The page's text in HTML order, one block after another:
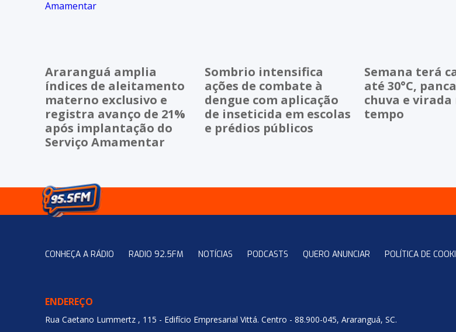
Araranguá amplia
índices de aleitamento
materno exclusivo e
registra avanço de 21%
após implantação do
Serviço Amamentar
Sombrio intensifica
ações de combate à
dengue com aplicação
de inseticida em escolas
e prédios públicos
Semana terá
até 30°C,
chuva e virada
tempo
CONHEÇA A RÁDIO RADIO 92.5FM NOTÍCIAS PODCASTS QUERO ANUNCIAR POLÍTICA DE
ENDEREÇO
Rua Caetano Lummertz , 115 - Edifício Empresarial Vittá. Centro - 88.900-045, Araranguá, SC.